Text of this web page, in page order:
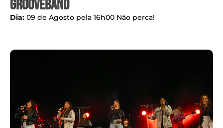
Grooveband
Dia: 09 de Agosto pela 16h00 Não perca!